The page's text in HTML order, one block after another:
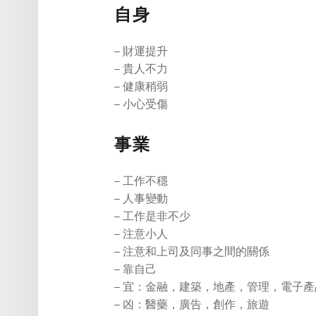
自身
– 財運提升
– 貴人不力
– 健康稍弱
– 小心受傷
事業
– 工作不穩
– 人事變動
– 工作是非不少
– 注意小人
– 注意和上司及同事之間的關係
– 靠自己
– 宜：金融，建築，地產，管理，電子
– 凶：醫藥，廣告，創作，旅遊